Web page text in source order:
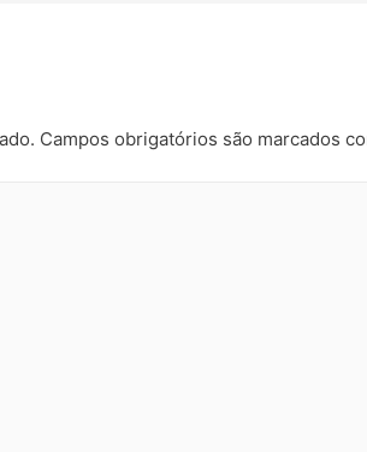
Campos obrigatórios são marcados